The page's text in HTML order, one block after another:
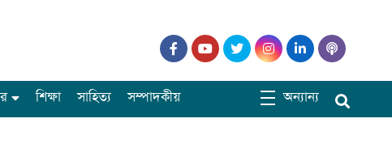
শিক্ষা সাহিত্য সম্পাদকীয় অন্যান্য